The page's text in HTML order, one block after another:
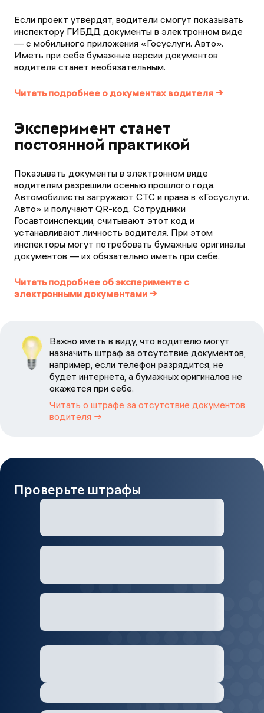
Если проект утвердят, водители смогут показывать
инспектору ГИБДД документы в электронном виде
— с мобильного приложения «Госуслуги. Авто».
Иметь при себе бумажные версии документов
водителя станет необязательным.
Читать подробнее о документах водителя →
Эксперимент станет
постоянной практикой
Показывать документы в электронном виде
водителям разрешили осенью прошлого года.
Автомобилисты загружают СТС и права в «Госуслуги.
Авто» и получают QR-код. Сотрудники
Госавтоинспекции, считывают этот код и
устанавливают личность водителя. При этом
инспекторы могут потребовать бумажные оригиналы
документов — их обязательно иметь при себе.
Читать подробнее об эксперименте с
электронными документами →
Важно иметь в виду, что водителю могут
назначить штраф за отсутствие документов,
например, если телефон разрядится, не
будет интернета, а бумажных оригиналов не
окажется при себе.
Читать о штрафе за отсутствие документов
водителя →
Проверьте штрафы